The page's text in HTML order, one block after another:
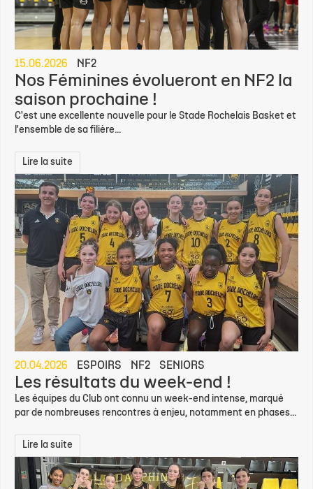
15.06.2026 NF2
Nos Féminines évolueront en NF2 la
saison prochaine !
C'est une excellente nouvelle pour le Stade Rochelais Basket et
l'ensemble de sa filière...
Lire la suite
20.04.2026 ESPOIRS NF2 SENIORS
Les résultats du week-end !
Les équipes du Club ont connu un week-end intense, marqué
par de nombreuses rencontres à enjeu, notamment en phases...
Lire la suite